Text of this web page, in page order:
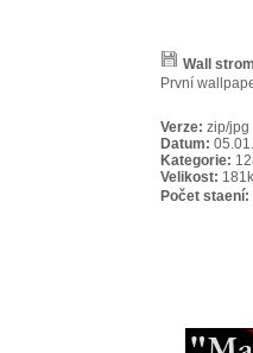
Wall
První
Verze: zip/jpg
Datum:
Kategorie:
Velikost:
Počet staení: